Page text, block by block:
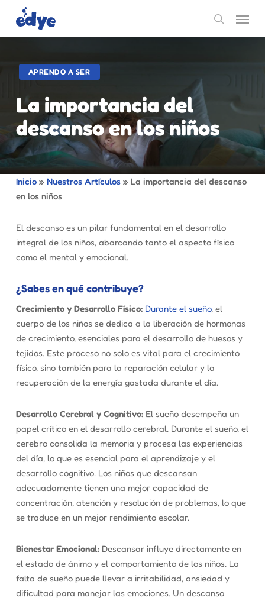
main
search
Menu
APRENDO A SER
La importancia del
descanso en los niños
Inicio» Nuestros Artículos» La importancia del descanso
en los niños
El descanso es un pilar fundamental en el desarrollo
integral de los niños, abarcando tanto el aspecto físico
como el mental y emocional.
¿Sabes en qué contribuye?
Crecimiento y Desarrollo Físico: Durante el sueño, el
cuerpo de los niños se dedica a la liberación de hormonas
de crecimiento, esenciales para el desarrollo de huesos y
tejidos. Este proceso no solo es vital para el crecimiento
físico, sino también para la reparación celular y la
recuperación de la energía gastada durante el día.
Desarrollo Cerebral y Cognitivo: El sueño desempeña un
papel crítico en el desarrollo cerebral. Durante el sueño, el
cerebro consolida la memoria y procesa las experiencias
del día, lo que es esencial para el aprendizaje y el
desarrollo cognitivo. Los niños que descansan
adecuadamente tienen una mejor capacidad de
concentración, atención y resolución de problemas, lo que
se traduce en un mejor rendimiento escolar.
Bienestar Emocional: Descansar influye directamente en
el estado de ánimo y el comportamiento de los niños. La
falta de sueño puede llevar a irritabilidad, ansiedad y
dificultad para manejar las emociones. Un descanso